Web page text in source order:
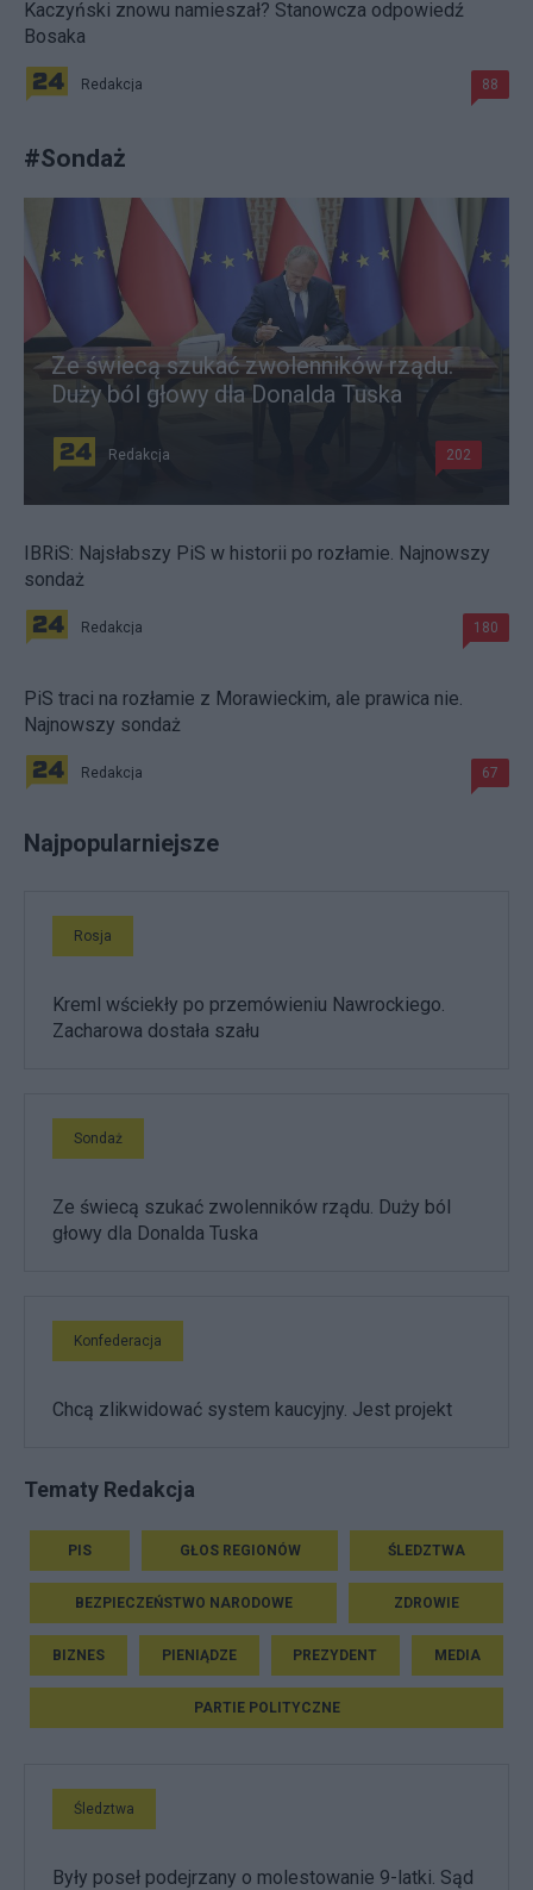
Kaczyński znowu namieszał? Stanowcza odpowiedź
Bosaka
Redakcja 88
#Sondaż
Ze świecą szukać zwolenników rządu.
Duży ból głowy dla Donalda Tuska
Redakcja 202
IBRiS: Najsłabszy PiS w historii po rozłamie. Najnowszy
sondaż
Redakcja 180
PiS traci na rozłamie z Morawieckim, ale prawica nie.
Najnowszy sondaż
Redakcja 67
Najpopularniejsze
Rosja
Kreml wściekły po przemówieniu Nawrockiego.
Zacharowa dostała szału
Sondaż
Ze świecą szukać zwolenników rządu. Duży ból
głowy dla Donalda Tuska
Konfederacja
Chcą zlikwidować system kaucyjny. Jest projekt
Tematy Redakcja
PIS GŁOS REGIONÓW ŚLEDZTWA
BEZPIECZEŃSTWO NARODOWE ZDROWIE
BIZNES PIENIĄDZE PREZYDENT MEDIA
PARTIE POLITYCZNE
Śledztwa
Były poseł podejrzany o molestowanie 9-latki. Sąd